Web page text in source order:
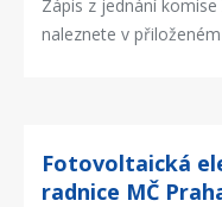
Zápis z jednání
naleznete v
Fotovoltaická
radnice MČ